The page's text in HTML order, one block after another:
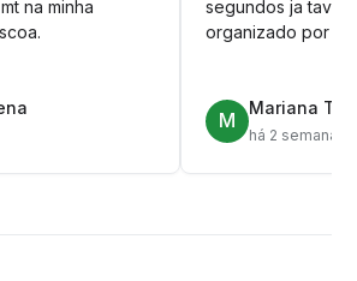
na minha
segundos ja tava
organizado por
M
Mariana T.
há 2 semanas